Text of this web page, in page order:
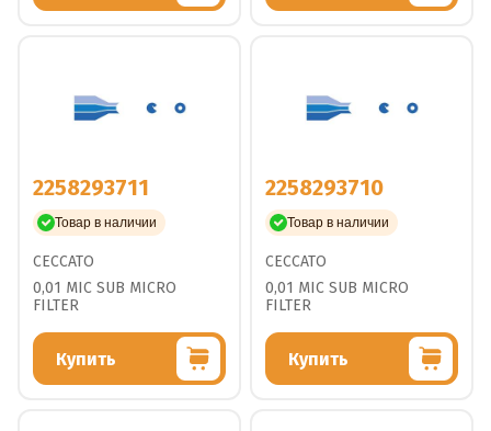
2258293711
Товар в наличии
CECCATO
0,01 MIC SUB MICRO
FILTER
Купить
2258293710
Товар в наличии
CECCATO
0,01 MIC SUB MICRO
FILTER
Купить